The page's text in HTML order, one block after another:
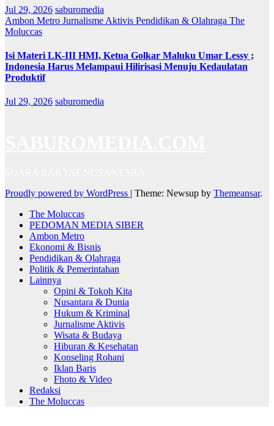
Jul 29, 2026 saburomedia
Ambon Metro Jurnalisme Aktivis Pendidikan & Olahraga The
Moluccas
Isi Materi LK-III HMI, Ketua Golkar Maluku Umar Lessy ;
Indonesia Harus Melampaui Hilirisasi Menuju Kedaulatan
Produktif
Jul 29, 2026 saburomedia
Proudly powered by WordPress | Theme: Newsup by Themeansar.
The Moluccas
PEDOMAN MEDIA SIBER
Ambon Metro
Ekonomi & Bisnis
Pendidikan & Olahraga
Politik & Pemerintahan
Lainnya
Opini & Tokoh Kita
Nusantara & Dunia
Hukum & Kriminal
Jurnalisme Aktivis
Wisata & Budaya
Hiburan & Kesehatan
Konseling Rohani
Iklan Baris
Fhoto & Video
Redaksi
The Moluccas